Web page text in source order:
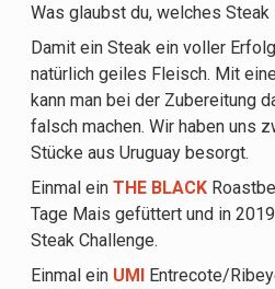
Was glaubst du, welches
Damit ein Steak ein voller
natürlich geiles Fleisch. Mit
kann man bei der Zubereitung
falsch machen. Wir haben uns
Stücke aus Uruguay besorgt.
Einmal ein THE BLACK
Tage Mais gefüttert und in
Steak Challenge.
Einmal ein UMIEntrecote/